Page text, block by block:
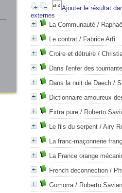
Ajouter le résultat
externes
La Communauté /
Le contrat / Fabrice Arfi
Croire et détruire /
Dans l'enfer des
Dans la nuit de Daech /
Dictionnaire amoureux
Extra pure / Roberto
Le fils du serpent / Airy
La franc-maçonnerie
La France orange
French deconnection /
Gomorra/ Roberto